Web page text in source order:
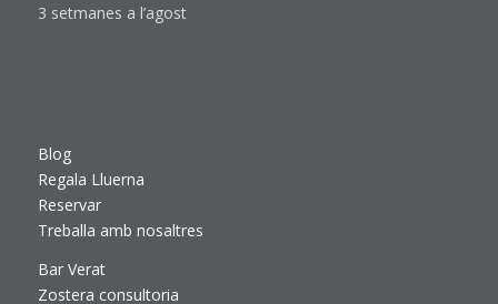
3 setmanes a l’agost
Blog
Regala Lluerna
Reservar
Treballa amb nosaltres
Bar Verat
Zostera consultoria